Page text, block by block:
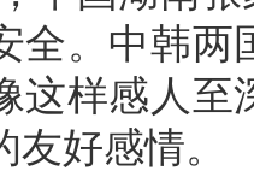
全。中韩
这样感人至
友好感情。